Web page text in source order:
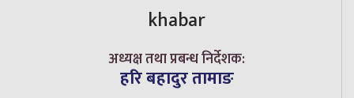
अध्यक्ष तथा प्रबन्ध निर्देशक:
हरि बहादुर तामाङ